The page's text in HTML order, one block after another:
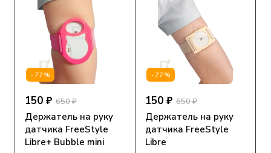
-77%
150 ₽ 650 ₽
Держатель на руку
датчика FreeStyle
Libre+ Bubble mini
-77%
150 ₽ 650 ₽
Держатель на руку
датчика FreeStyle
Libre